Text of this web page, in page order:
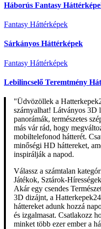
Háborús Fantasy
Fantasy Háttérképek
Sárkányos Háttérképek
Fantasy Háttérképek
Lebilincselő Teremtmény
"Üdvözöllek a
szárnyalhat! Látványos 3D
panorámák, természetes
más vár rád, hogy
mobiltelefonod hátterét.
minőségi HD háttereket,
inspirálják a napod.
Válassz a számtalan
Játékok, Sztárok-
Akár egy csendes
3D dizájnt, a
háttereket adunk hozzá
és izgalmasat. Csatlakozz
minket több ezer ember a